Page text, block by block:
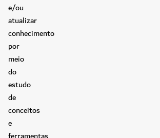
e/ou
atualizar
conhecimento
por
meio
do
estudo
de
conceitos
e